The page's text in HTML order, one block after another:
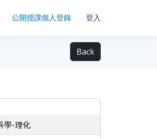
公開授課個人登錄 登入
Back
學-理化